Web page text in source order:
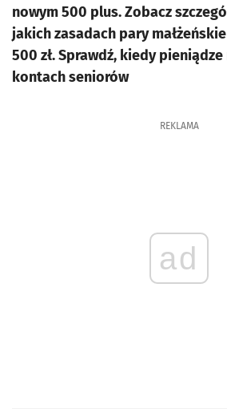
nowym 500 plus. Zobacz
jakich zasadach pary
500 zł. Sprawdź, kiedy
kontach seniorów
REKLAMA
ad